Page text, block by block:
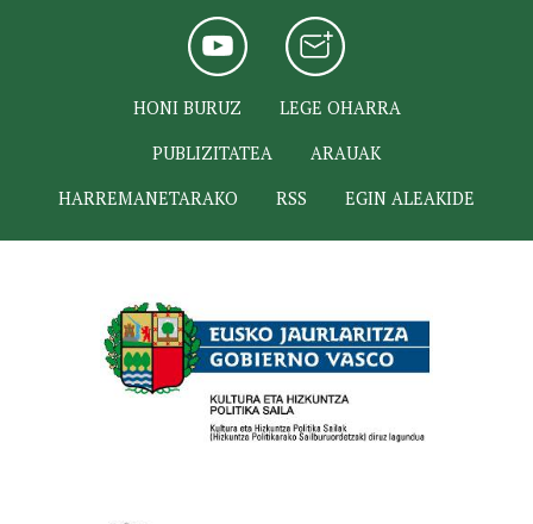
HONI BURUZ
LEGE OHARRA
PUBLIZITATEA
ARAUAK
HARREMANETARAKO
RSS EGIN ALEAKIDE